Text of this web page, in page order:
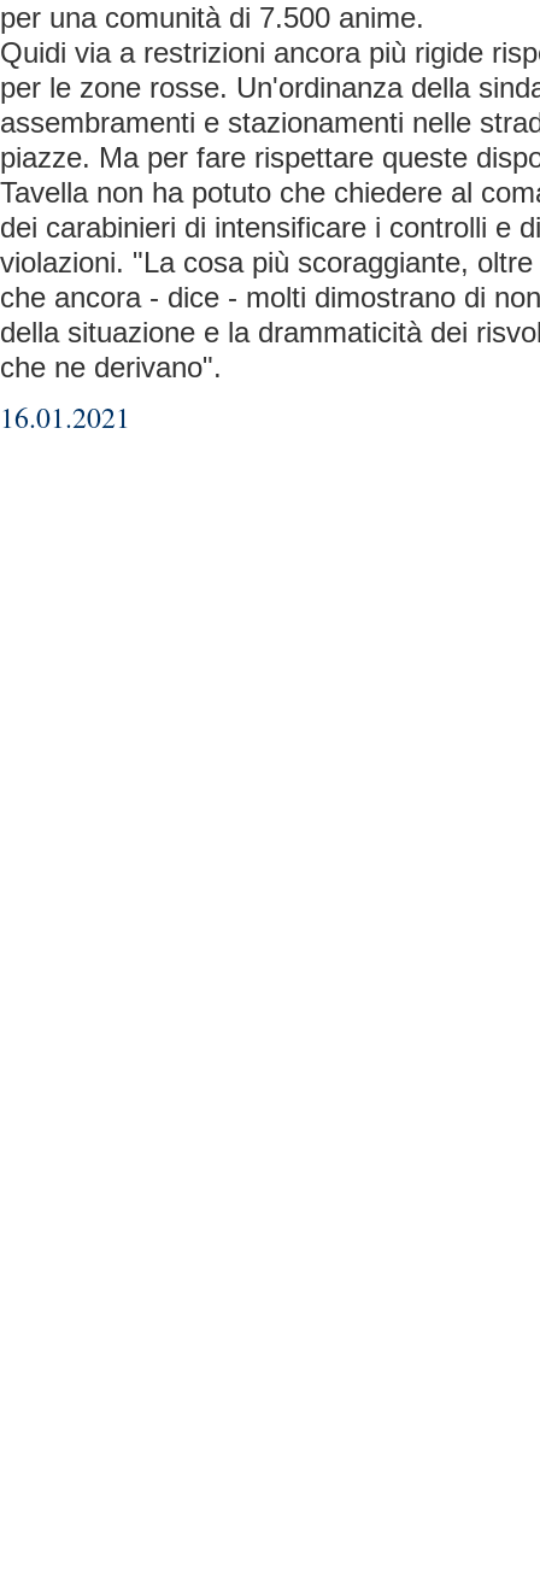
per una comunità di 7.500 anime.
Quidi via a restrizioni ancora più rigide
per le zone rosse. Un'ordinanza della
assembramenti e stazionamenti nelle
piazze. Ma per fare rispettare queste
Tavella non ha potuto che chiedere al
dei carabinieri di intensificare i controlli e
violazioni. "La cosa più scoraggiante,
che ancora - dice - molti dimostrano di
della situazione e la drammaticità dei
che ne derivano".
16.01.2021